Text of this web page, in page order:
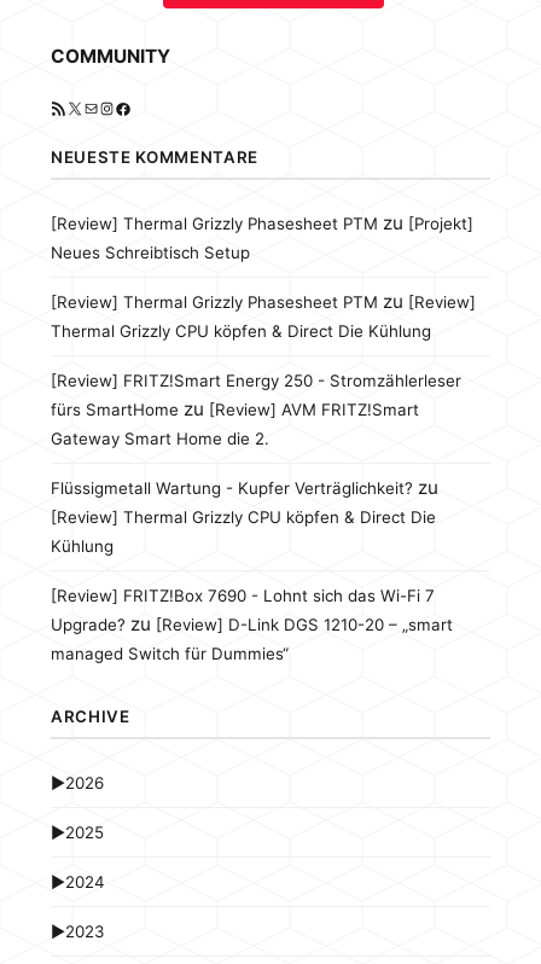
COMMUNITY
RSS-Feed
X E-MailInstagram
Facebook
NEUESTE KOMMENTARE
[Review] Thermal Grizzly Phasesheet PTM zu [Projekt]
Neues Schreibtisch Setup
[Review] Thermal Grizzly Phasesheet PTM zu [Review]
Thermal Grizzly CPU köpfen & Direct Die Kühlung
[Review] FRITZ!Smart Energy 250 - Stromzählerleser
fürs SmartHome zu [Review] AVM FRITZ!Smart
Gateway Smart Home die 2.
Flüssigmetall Wartung - Kupfer Verträglichkeit? zu
[Review] Thermal Grizzly CPU köpfen & Direct Die
Kühlung
[Review] FRITZ!Box 7690 - Lohnt sich das Wi-Fi 7
Upgrade? zu [Review] D-Link DGS 1210-20 – „smart
managed Switch für Dummies“
ARCHIVE
►2026
►2025
►2024
►2023